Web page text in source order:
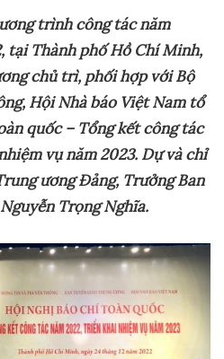
trình công tác năm
, tại Thành phố Hồ Chí Minh,
chủ trì, phối hợp với Bộ
Hội Nhà báo Việt Nam tổ
quốc – Tổng kết công tác
vụ năm 2023. Dựvà chỉ
ương Đảng, Trưởng Ban
Trọng Nghĩa.